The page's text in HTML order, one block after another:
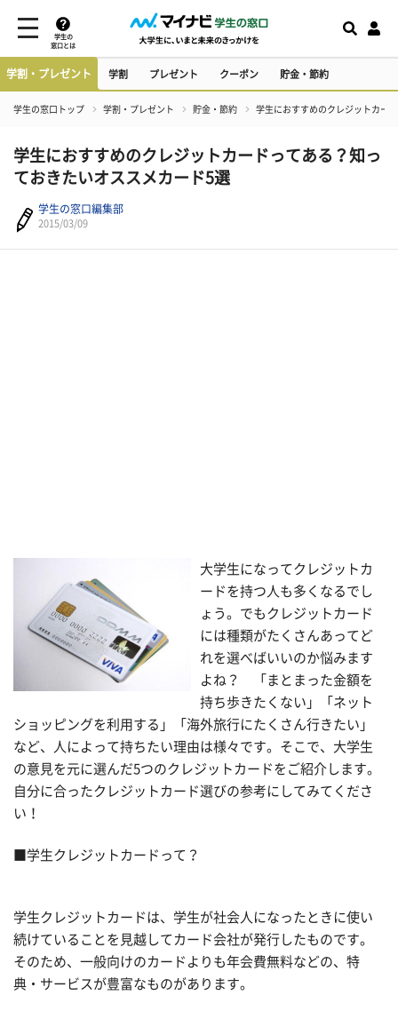
学生の
窓口とは
学割・プレゼント 学割 プレゼント クーポン 貯金・節約
学生の窓口トップ 学割・プレゼント 貯金・節約 学生におすすめのクレジットカー
学生におすすめのクレジットカードってある？知っ
ておきたいオススメカード5選
学生の窓口編集部
2015/03/09
大学生になってクレジットカ
ードを持つ人も多くなるでし
ょう。でもクレジットカード
には種類がたくさんあってど
れを選べばいいのか悩みます
よね？ 「まとまった金額を
持ち歩きたくない」「ネット
ショッピングを利用する」「海外旅行にたくさん行きたい」
など、人によって持ちたい理由は様々です。そこで、大学生
の意見を元に選んだ5つのクレジットカードをご紹介します。
自分に合ったクレジットカード選びの参考にしてみてくださ
い！
■学生クレジットカードって？
学生クレジットカードは、学生が社会人になったときに使い
続けていることを見越してカード会社が発行したものです。
そのため、一般向けのカードよりも年会費無料などの、特
典・サービスが豊富なものがあります。